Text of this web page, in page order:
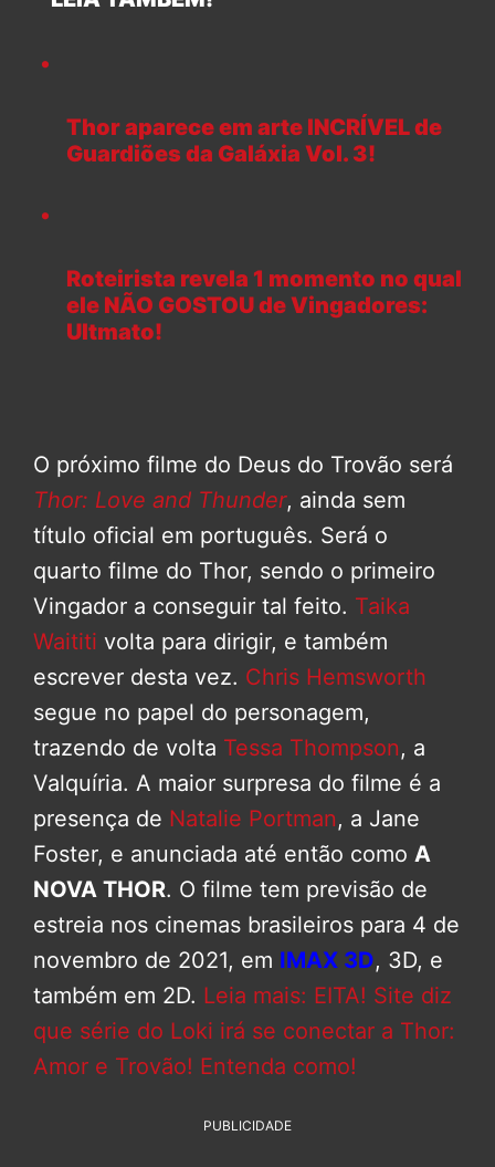
Thor aparece em arte INCRÍVEL de
Guardiões da Galáxia Vol. 3!
Roteirista revela 1 momento no qual
ele NÃO GOSTOU de Vingadores:
Ultmato!
O próximo filme do Deus do Trovão será
Thor: Love and Thunder, ainda sem
título oficial em português. Será o
quarto filme do Thor, sendo o primeiro
Vingador a conseguir tal feito. Taika
Waititi volta para dirigir, e também
escrever desta vez. Chris Hemsworth
segue no papel do personagem,
trazendo de volta Tessa Thompson, a
Valquíria. A maior surpresa do filme é a
presença de Natalie Portman, a Jane
Foster, e anunciada até então como A
NOVA THOR. O filme tem previsão de
estreia nos cinemas brasileiros para 4 de
novembro de 2021, em IMAX 3D, 3D, e
também em 2D. Leia mais: EITA! Site diz
que série do Loki irá se conectar a Thor:
Amor e Trovão! Entenda como!
PUBLICIDADE